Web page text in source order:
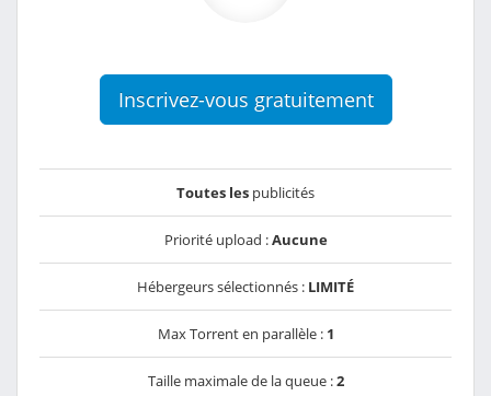
Inscrivez-vous gratuitement
Toutes les publicités
Priorité upload :Aucune
Hébergeurs sélectionnés : LIMITÉ
Max Torrent en parallèle : 1
Taille maximale de la queue :2